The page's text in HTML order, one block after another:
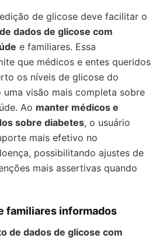
de glicose deve facilitar o
dados de glicose com
e familiares. Essa
que médicos e entes queridos
os níveis de glicose do
uma visão mais completa sobre
Ao manter médicos e
sobre diabetes, o usuário
mais efetivo no
possibilitando ajustes de
mais assertivas quando
familiares informados
de dados de glicose com